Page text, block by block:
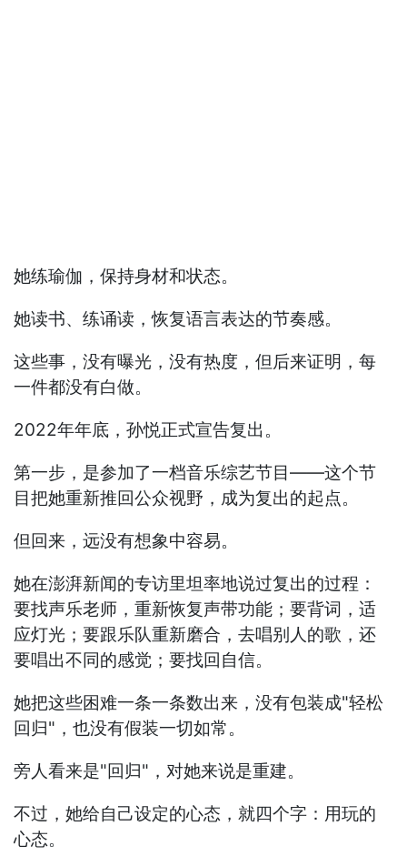
她练瑜伽，保持身材和状态。
她读书、练诵读，恢复语言表达的节奏感。
这些事，没有曝光，没有热度，但后来证明，每
一件都没有白做。
2022年年底，孙悦正式宣告复出。
第一步，是参加了一档音乐综艺节目——这个节
目把她重新推回公众视野，成为复出的起点。
但回来，远没有想象中容易。
她在澎湃新闻的专访里坦率地说过复出的过程：
要找声乐老师，重新恢复声带功能；要背词，适
应灯光；要跟乐队重新磨合，去唱别人的歌，还
要唱出不同的感觉；要找回自信。
她把这些困难一条一条数出来，没有包装成"轻松
回归"，也没有假装一切如常。
旁人看来是"回归"，对她来说是重建。
不过，她给自己设定的心态，就四个字：用玩的
心态。